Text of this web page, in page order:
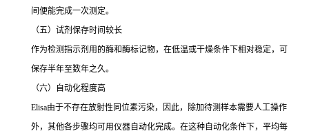
间便能完成一次测定。
（五）试剂保存时间较长
作为检测指示剂用的酶和酶标记物，在低温或干燥条件下相对稳定，可
保存半年至数年之久。
（六）自动化程度高
Elisa由于不存在放射性同位素污染，因此，除加待测样本需要人工操作
外，其他各步骤均可用仪器自动化完成。在这种自动化条件下，平均每